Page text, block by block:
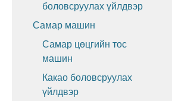
боловсруулах үйлдвэр
Самар машин
Самар цөцгийн тос
машин
Какао боловсруулах
үйлдвэр